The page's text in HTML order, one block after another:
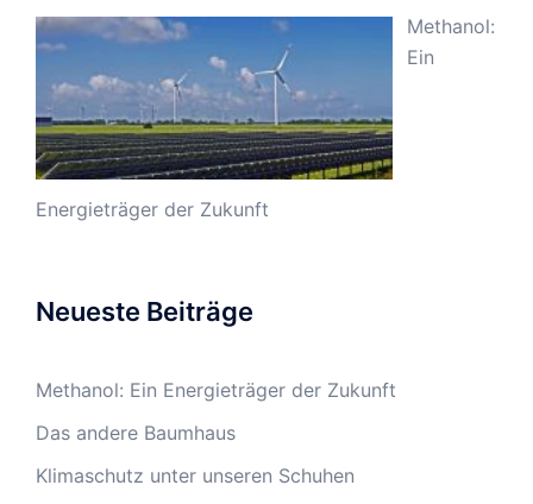
Methanol:
Ein
Energieträger der Zukunft
Neueste Beiträge
Methanol: Ein Energieträger der Zukunft
Das andere Baumhaus
Klimaschutz unter unseren Schuhen